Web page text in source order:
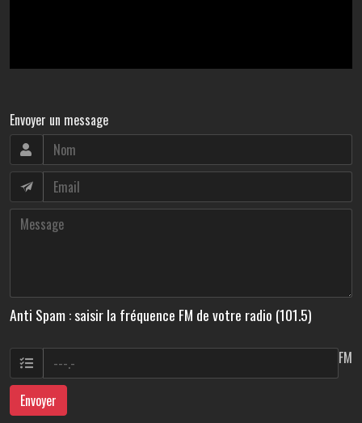
Envoyer un message
Anti Spam : saisir la fréquence FM de votre radio (101.5)
FM
Envoyer